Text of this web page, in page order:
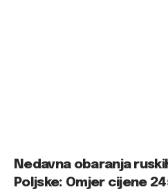
Nedavna obaranja
Poljske: Omjer cijene